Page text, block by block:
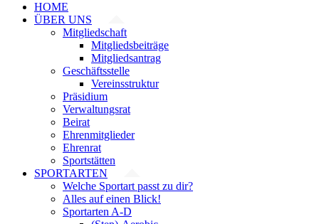
HOME
ÜBER UNS
Mitgliedschaft
Mitgliedsbeiträge
Mitgliedsantrag
Geschäftsstelle
Vereinsstruktur
Präsidium
Verwaltungsrat
Beirat
Ehrenmitglieder
Ehrenrat
Sportstätten
SPORTARTEN
Welche Sportart passt zu dir?
Alles auf einen Blick!
Sportarten A-D